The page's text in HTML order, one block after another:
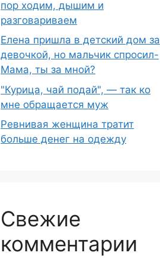
пор ходим, дышим и
разговариваем
Елена пришла в детский дом за
девочкой, но мальчик спросил-
Мама, ты за мной?
"Курица, чай подай", — так ко
мне обращается муж
Ревнивая женщина тратит
больше денег на одежду
Свежие
комментарии